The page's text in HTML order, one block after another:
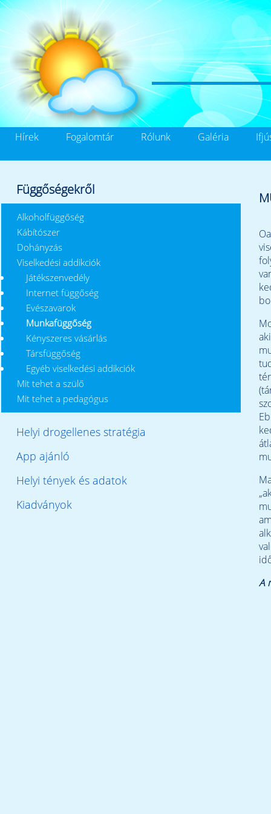
Hírek Fogalomtár Rólunk Galéria
Függőségekről
Alkoholfüggőség
Kábítószer
Dohányzás
Viselkedési addikciók
Játékszenvedély
Internet függőség
Evészavarok
Munkafüggőség
Kényszeres vásárlás
Társfüggőség
Egyéb viselkedési addikciók
Mit tehet a szülő
Mit tehet a pedagógus
Helyi drogellenes stratégia
App ajánló
Helyi tények és adatok
Kiadványok
A